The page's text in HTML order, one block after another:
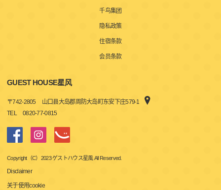
千鸟集团
隐私政策
住宿条款
会员条款
GUEST HOUSE星风
〒742-2805
山口县大岛郡周防大岛町东安下庄579-1
TEL
0820-77-0815
Copyright（C）2023 ゲストハウス星風 All Reserved.
Disclaimer
关于使用cookie